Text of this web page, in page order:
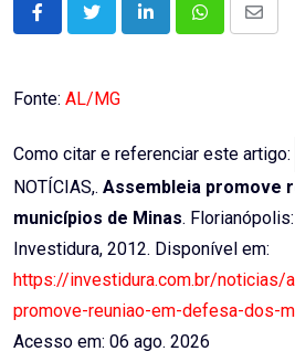
LinkedInWhatsappShare
Fonte: AL/MG
Como citar e referenciar este artigo:
NOTÍCIAS,. Assembleia promove
municípios de Minas.
Investidura, 2012. Disponível em:
https://investidura.com.br/noticias/
promove-reuniao-em-defesa-dos-
Acesso em: 06 ago. 2026